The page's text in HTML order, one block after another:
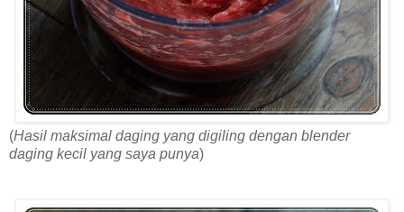
(Hasil maksimal daging yang digiling dengan blender
daging kecil yang saya punya)